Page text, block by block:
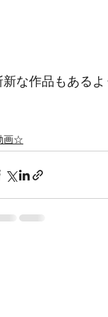
新な作品もある
画☆